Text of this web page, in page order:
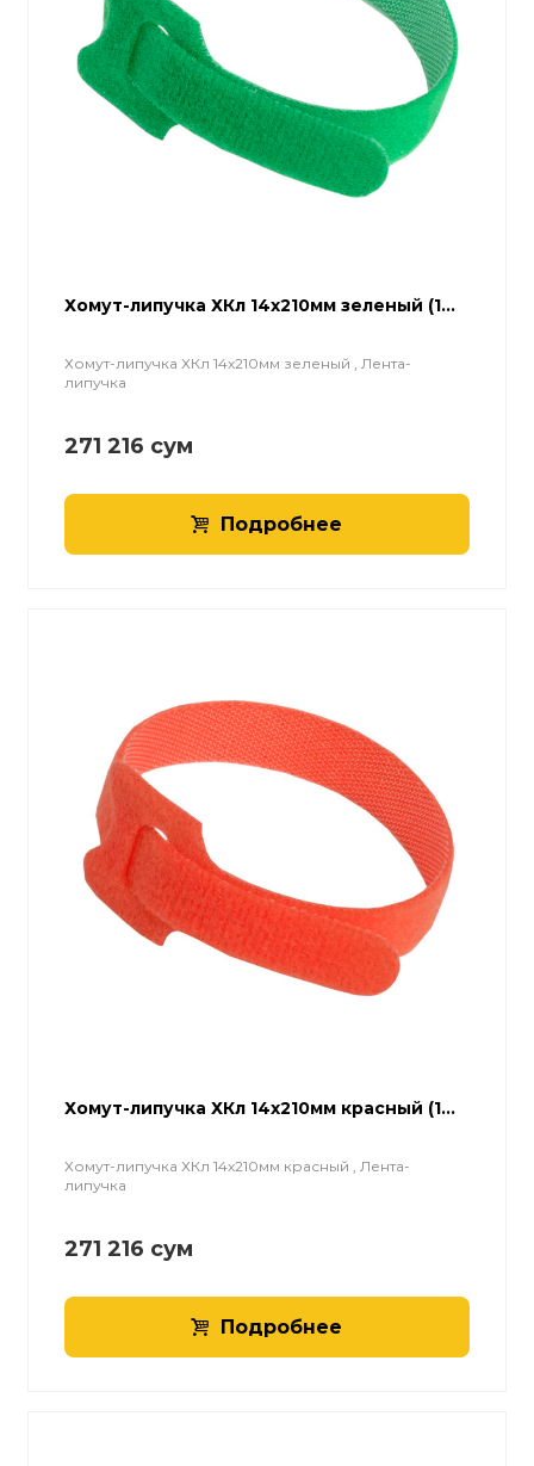
Хомут-липучка ХКл 14х210мм зеленый (1...
Хомут-липучка ХКл 14х210мм зеленый , Лента-
липучка
271 216 сум
Подробнее
Хомут-липучка ХКл 14х210мм красный (1...
Хомут-липучка ХКл 14х210мм красный , Лента-
липучка
271 216 сум
Подробнее